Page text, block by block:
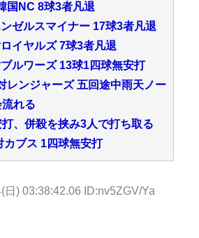
国NC 8球3者凡退
ゼルスマイナー 17球3者凡退
イヤルズ 7球3者凡退
ルワーズ 13球1四球無安打
レンジャーズ 五回途中雨天ノー
れる
、併殺を挟み3人で打ち取る
カブス 1四球無安打
日) 03:38:42.06 ID:nv5ZGV/Ya